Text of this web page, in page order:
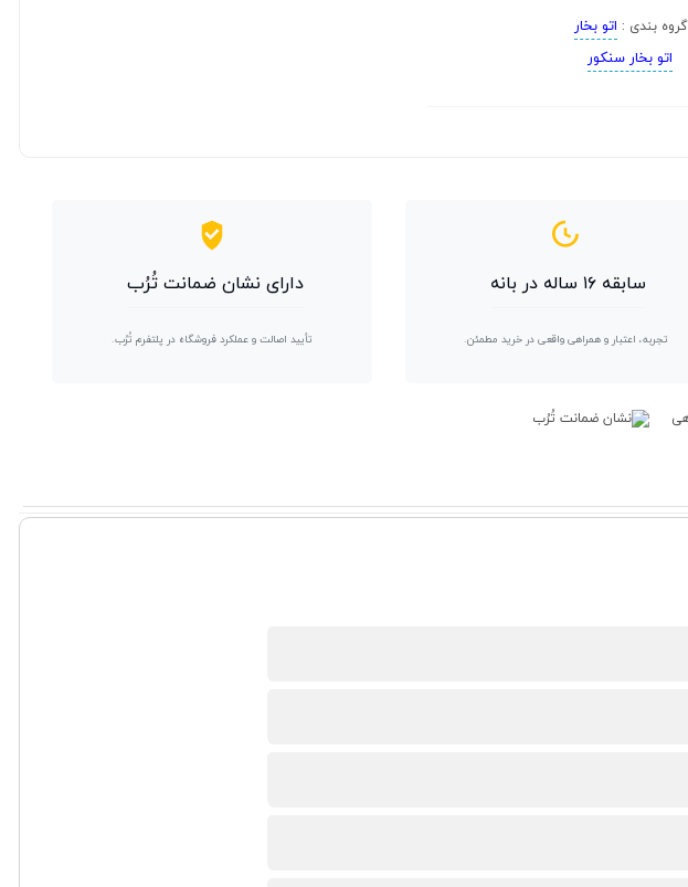
گروه بندی : اتو بخار
اتو بخار سنکور
سابقه ۱۶ ساله در بانه
تجربه، اعتبار و همراهی واقعی در خرید مطمئن.
دارای نشان ضمانت تُرُب
تأیید اصالت و عملکرد فروشگاه در پلتفرم تُرُب.